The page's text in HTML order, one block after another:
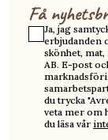
Få
Ja, jag
erbjudanden
skönhet,
AB. E-post
du trycka
veta mer om
du läsa vår